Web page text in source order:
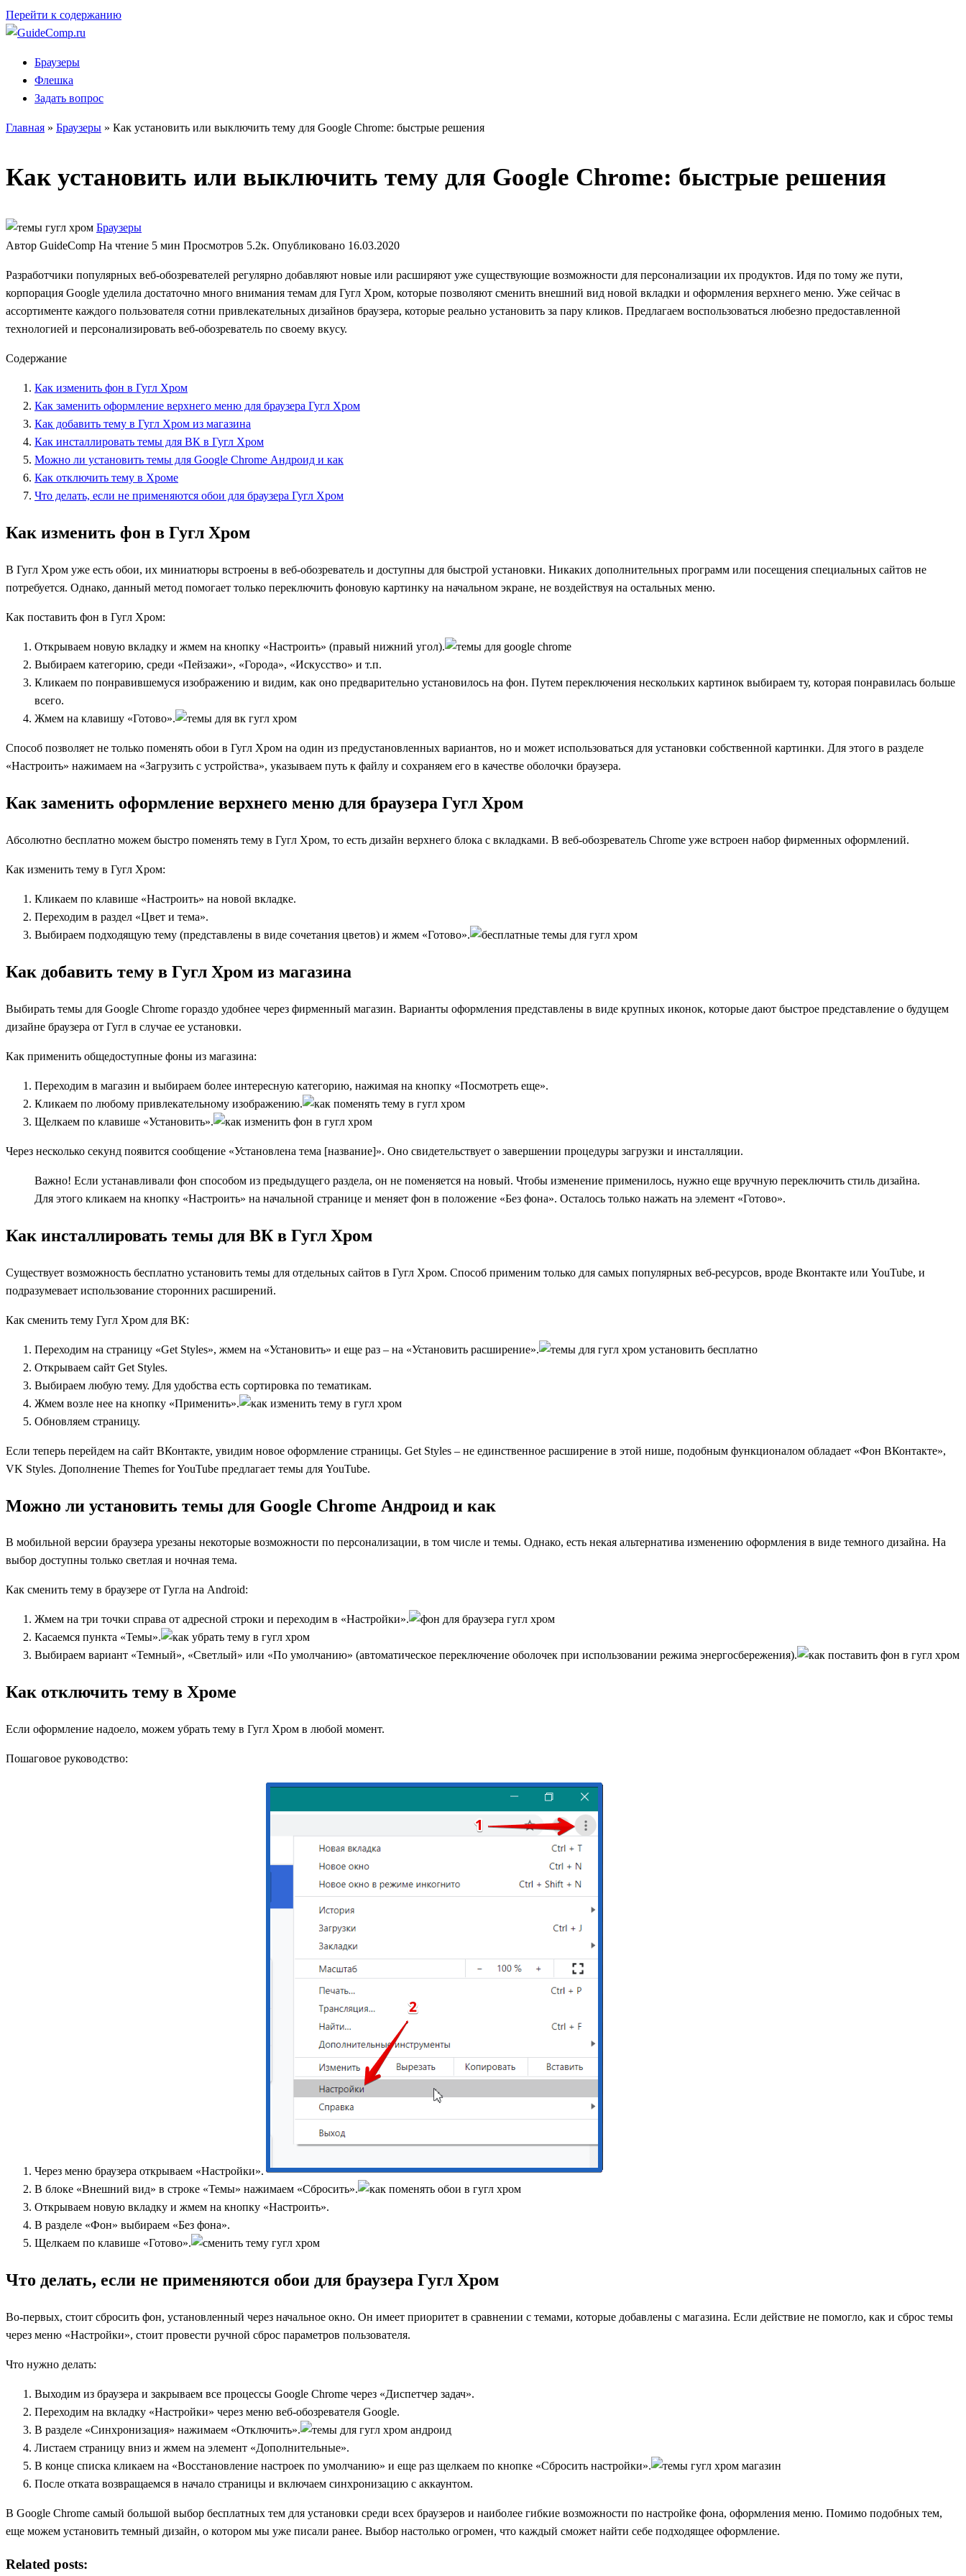
Перейти к содержанию
Браузеры
Флешка
Задать вопрос
Главная » Браузеры » Как установить или выключить тему для Google Chrome: быстрые решения
Как установить или выключить тему для Google Chrome: быстрые решения
Браузеры
Автор GuideComp На чтение 5 мин Просмотров 5.2к. Опубликовано 16.03.2020
Разработчики популярных веб-обозревателей регулярно добавляют новые или расширяют уже существующие возможности для персонализации их продуктов. Идя по тому же пути,
корпорация Google уделила достаточно много внимания темам для Гугл Хром, которые позволяют сменить внешний вид новой вкладки и оформления верхнего меню. Уже сейчас в
ассортименте каждого пользователя сотни привлекательных дизайнов браузера, которые реально установить за пару кликов. Предлагаем воспользоваться любезно предоставленной
технологией и персонализировать веб-обозреватель по своему вкусу.
Содержание
Как изменить фон в Гугл Хром
Как заменить оформление верхнего меню для браузера Гугл Хром
Как добавить тему в Гугл Хром из магазина
Как инсталлировать темы для ВК в Гугл Хром
Можно ли установить темы для Google Chrome Андроид и как
Как отключить тему в Хроме
Что делать, если не применяются обои для браузера Гугл Хром
Как изменить фон в Гугл Хром
В Гугл Хром уже есть обои, их миниатюры встроены в веб-обозреватель и доступны для быстрой установки. Никаких дополнительных программ или посещения специальных сайтов не
потребуется. Однако, данный метод помогает только переключить фоновую картинку на начальном экране, не воздействуя на остальных меню.
Как поставить фон в Гугл Хром:
Открываем новую вкладку и жмем на кнопку «Настроить» (правый нижний угол).
Выбираем категорию, среди «Пейзажи», «Города», «Искусство» и т.п.
Кликаем по понравившемуся изображению и видим, как оно предварительно установилось на фон. Путем переключения нескольких картинок выбираем ту, которая понравилась больше
всего.
Жмем на клавишу «Готово».
Способ позволяет не только поменять обои в Гугл Хром на один из предустановленных вариантов, но и может использоваться для установки собственной картинки. Для этого в разделе
«Настроить» нажимаем на «Загрузить с устройства», указываем путь к файлу и сохраняем его в качестве оболочки браузера.
Как заменить оформление верхнего меню для браузера Гугл Хром
Абсолютно бесплатно можем быстро поменять тему в Гугл Хром, то есть дизайн верхнего блока с вкладками. В веб-обозреватель Chrome уже встроен набор фирменных оформлений.
Как изменить тему в Гугл Хром:
Кликаем по клавише «Настроить» на новой вкладке.
Переходим в раздел «Цвет и тема».
Выбираем подходящую тему (представлены в виде сочетания цветов) и жмем «Готово».
Как добавить тему в Гугл Хром из магазина
Выбирать темы для Google Chrome гораздо удобнее через фирменный магазин. Варианты оформления представлены в виде крупных иконок, которые дают быстрое представление о будущем
дизайне браузера от Гугл в случае ее установки.
Как применить общедоступные фоны из магазина:
Переходим в магазин и выбираем более интересную категорию, нажимая на кнопку «Посмотреть еще».
Кликаем по любому привлекательному изображению.
Щелкаем по клавише «Установить».
Через несколько секунд появится сообщение «Установлена тема [название]». Оно свидетельствует о завершении процедуры загрузки и инсталляции.
Важно! Если устанавливали фон способом из предыдущего раздела, он не поменяется на новый. Чтобы изменение применилось, нужно еще вручную переключить стиль дизайна.
Для этого кликаем на кнопку «Настроить» на начальной странице и меняет фон в положение «Без фона». Осталось только нажать на элемент «Готово».
Как инсталлировать темы для ВК в Гугл Хром
Существует возможность бесплатно установить темы для отдельных сайтов в Гугл Хром. Способ применим только для самых популярных веб-ресурсов, вроде Вконтакте или YouTube, и
подразумевает использование сторонних расширений.
Как сменить тему Гугл Хром для ВК:
Переходим на страницу «Get Styles», жмем на «Установить» и еще раз – на «Установить расширение».
Открываем сайт Get Styles.
Выбираем любую тему. Для удобства есть сортировка по тематикам.
Жмем возле нее на кнопку «Применить».
Обновляем страницу.
Если теперь перейдем на сайт ВКонтакте, увидим новое оформление страницы. Get Styles – не единственное расширение в этой нише, подобным функционалом обладает «Фон ВКонтакте»,
VK Styles. Дополнение Themes for YouTube предлагает темы для YouTube.
Можно ли установить темы для Google Chrome Андроид и как
В мобильной версии браузера урезаны некоторые возможности по персонализации, в том числе и темы. Однако, есть некая альтернатива изменению оформления в виде темного дизайна. На
выбор доступны только светлая и ночная тема.
Как сменить тему в браузере от Гугла на Android:
Жмем на три точки справа от адресной строки и переходим в «Настройки».
Касаемся пункта «Темы».
Выбираем вариант «Темный», «Светлый» или «По умолчанию» (автоматическое переключение оболочек при использовании режима энергосбережения).
Как отключить тему в Хроме
Если оформление надоело, можем убрать тему в Гугл Хром в любой момент.
Пошаговое руководство:
Через меню браузера открываем «Настройки».
В блоке «Внешний вид» в строке «Темы» нажимаем «Сбросить».
Открываем новую вкладку и жмем на кнопку «Настроить».
В разделе «Фон» выбираем «Без фона».
Щелкаем по клавише «Готово».
Что делать, если не применяются обои для браузера Гугл Хром
Во-первых, стоит сбросить фон, установленный через начальное окно. Он имеет приоритет в сравнении с темами, которые добавлены с магазина. Если действие не помогло, как и сброс темы
через меню «Настройки», стоит провести ручной сброс параметров пользователя.
Что нужно делать:
Выходим из браузера и закрываем все процессы Google Chrome через «Диспетчер задач».
Переходим на вкладку «Настройки» через меню веб-обозревателя Google.
В разделе «Синхронизация» нажимаем «Отключить».
Листаем страницу вниз и жмем на элемент «Дополнительные».
В конце списка кликаем на «Восстановление настроек по умолчанию» и еще раз щелкаем по кнопке «Сбросить настройки».
После отката возвращаемся в начало страницы и включаем синхронизацию с аккаунтом.
В Google Chrome самый большой выбор бесплатных тем для установки среди всех браузеров и наиболее гибкие возможности по настройке фона, оформления меню. Помимо подобных тем,
еще можем установить темный дизайн, о котором мы уже писали ранее. Выбор настолько огромен, что каждый сможет найти себе подходящее оформление.
Related posts: